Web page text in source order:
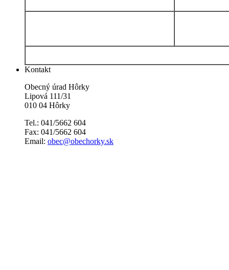
Kontakt
Obecný úrad Hôrky
Lipová 111/31
010 04 Hôrky
Tel.: 041/5662 604
Fax: 041/5662 604
Email: obec@obechorky.sk